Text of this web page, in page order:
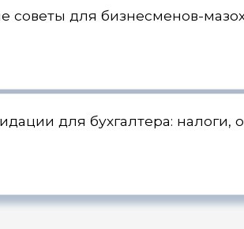
советы для бизнесменов-
для бухгалтера: